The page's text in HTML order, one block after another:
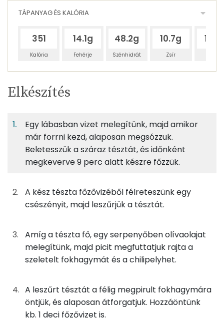
TÁPANYAG ÉS KALÓRIA
351
Kalória
14.1g
Fehérje
48.2g
Szénhidrát
10.7g
Zsír
Egy
adagban
17%
Fehérje
57%
Szénhidrát
13%
Zsír
63g spagetti tészta
232 kcal
6golívaolaj
53 kcal
0g chilipehely
0 kcal
5g szardella (konzerv)
11 kcal
szarvasgomba
2 kcal
0gsó
0 kcal
TÁPANYAGTARTALOM
Egy
adagban
4
adagban
100
grammban
17%
57%
13%
13%
TOP ásványi anyagok
Nátrium
Foszfor
Kálcium
Magnézium
Elkészítés
Egy lábasban vizet melegítünk, majd amikor
már forrni kezd, alaposan megsózzuk.
Beletesszük a száraz tésztát, és időnként
megkeverve 9 perc alatt készre főzzük.
A kész tészta főzővizéből félreteszünk egy
csészényit, majd leszűrjük a tésztát.
Amíg a tészta fő, egy serpenyőben olívaolajat
melegítünk, majd picit megfuttatjuk rajta a
szeletelt fokhagymát és a chilipelyhet.
A leszűrt tésztát a félig megpirult fokhagymára
öntjük, és alaposan átforgatjuk. Hozzáöntünk
kb. 1 deci főzővizet is.